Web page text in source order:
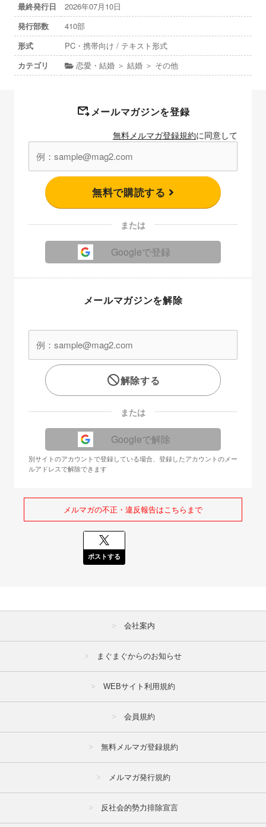
最終発行日
2026年07月10日
発行部数
410部
形式
PC・携帯向け / テキスト形式
カテゴリ
恋愛・結婚 ＞ 結婚 ＞ その他
メールマガジンを登録
無料メルマガ登録規約に同意して
無料で購読する
または
Googleで登録
メールマガジンを解除
解除する
または
Googleで解除
別サイトのアカウントで登録している場合、登録したアカウントのメー
ルアドレスで解除できます
メルマガの不正・違反報告はこちらまで
ポストする
会社案内
まぐまぐからのお知らせ
WEBサイト利用規約
会員規約
無料メルマガ登録規約
メルマガ発行規約
反社会的勢力排除宣言